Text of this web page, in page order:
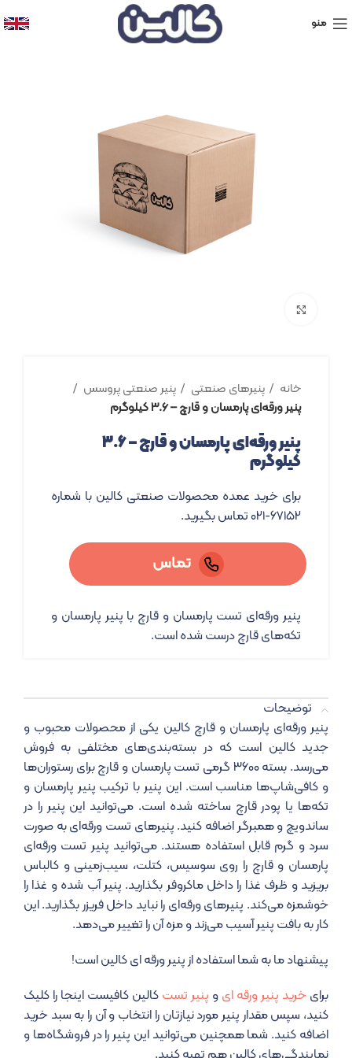
منو
خانه پنیرهای صنعتی
پنیر صنعتی پروسس
پنیر ورقه‌‌ای پارمسان و قارچ – ۳.۶ کیلوگرم
پنیر ورقه‌‌ای پارمسان و قارچ – ۳.۶
کیلوگرم
برای خرید عمده محصولات صنعتی کالین با شماره
۶۷۱۵۲-۰۲۱ تماس بگیرید.
تماس
پنیر ورقه‌ای تست پارمسان و قارچ با پنیر پارمسان و
تکه‌های قارچ درست شده است.
توضیحات
پنیر ورقه‌ای پارمسان و قارچ کالین یکی از محصولات محبوب و
جدید کالین است که در بسته‌بندی‌های مختلفی به فروش
می‌رسد. بسته ۳۶۰۰ گرمی تست پارمسان و قارچ برای رستوران‌ها
و کافی‌شاپ‌ها مناسب است. این پنیر با ترکیب پنیر پارمسان و
تکه‌ها یا پودر قارچ ساخته شده است. می‌‌توانید این پنیر را در
ساندویچ و همبرگر اضافه کنید. پنیرهای تست ورقه‌ای به صورت
سرد و گرم قابل استفاده هستند. می‌توانید پنیر تست ورقه‌ای
پارمسان و قارچ را روی سوسیس، کتلت، سیب‌زمینی و کالباس
بریزید و ظرف غذا را داخل ماکروفر بگذارید. پنیر آب شده و غذا را
خوشمزه می‌کند. پنیرهای ورقه‌ای را نباید داخل فریزر بگذارید. این
کار به بافت پنیر آسیب می‌زند و مزه آن را تغییر می‌دهد.
پیشنهاد ما به شما استفاده از پنیر ورقه ای کالین است!
برای خرید پنیر ورقه ای و پنیر تست کالین کافیست اینجا را کلیک
کنید، سپس مقدار پنیر مورد نیازتان را انتخاب و آن را به سبد خرید
اضافه کنید. شما همچنین می‌توانید این پنیر را در فروشگاه‌ها و